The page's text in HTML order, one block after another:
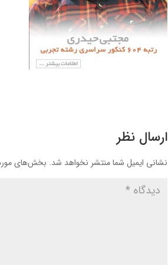
ارسال نظر
نشانی ایمیل شما منتشر نخواهد شد. بخش‌های